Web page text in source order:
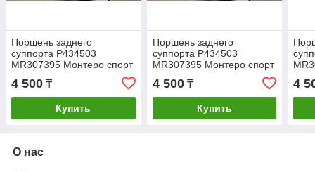
Поршень заднего
суппорта P434503
MR307395 Монтеро спорт
Паджеро спорт Montero
sport FRENKIT
(ИСПАНИЯ)
4 500 ₸
Купить
Поршень заднего
суппорта P434503
MR307395 Монтеро спорт
Паджеро спорт Montero
sport FRENKIT
(ИСПАНИЯ)
4 500₸
Купить
4
О нас